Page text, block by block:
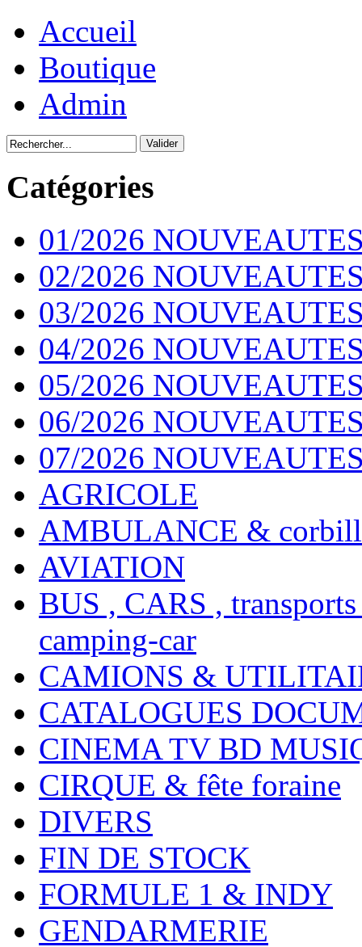
Accueil
Boutique
Admin
Catégories
01/2026
02/2026
03/2026
04/2026
05/2026
06/2026
07/2026
AGRICOLE
AMBULANCE &
AVIATION
BUS , CARS ,
camping-car
CAMIONS &
CATALOGUES
CINEMA TV BD
CIRQUE & fête foraine
DIVERS
FIN DE STOCK
FORMULE 1 & INDY
GENDARMERIE